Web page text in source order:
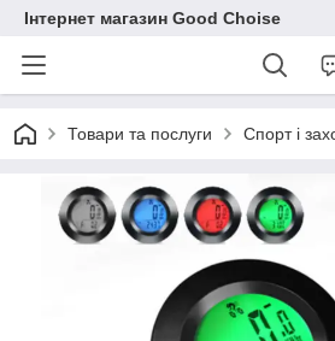
Інтернет магазин Good Choise
Товари та послуги Спорт і